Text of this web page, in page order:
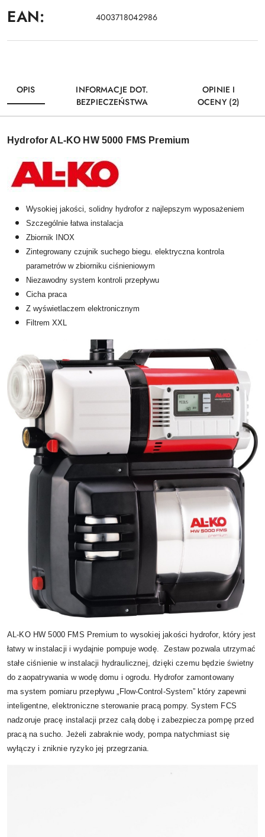
EAN: 4003718042986
OPIS
INFORMACJE DOT.
BEZPIECZEŃSTWA
OPINIE I
OCENY (2)
Hydrofor AL-KO HW 5000 FMS Premium
Wysokiej jakości, solidny hydrofor z najlepszym wyposażeniem
Szczególnie łatwa instalacja
Zbiornik INOX
Zintegrowany czujnik suchego biegu. elektryczna kontrola
parametrów w zbiorniku ciśnieniowym
Niezawodny system kontroli przepływu
Cicha praca
Z wyświetlaczem elektronicznym
Filtrem XXL
AL-KO HW 5000 FMS Premium to wysokiej jakości hydrofor, który jest
łatwy w instalacji i wydajnie pompuje wodę. Zestaw pozwala utrzymać
stałe ciśnienie w instalacji hydraulicznej, dzięki czemu będzie świetny
do zaopatrywania w wodę domu i ogrodu. Hydrofor zamontowany
ma system pomiaru przepływu „Flow-Control-System” który zapewni
inteligentne, elektroniczne sterowanie pracą pompy. System FCS
nadzoruje pracę instalacji przez całą dobę i zabezpiecza pompę przed
pracą na sucho. Jeżeli zabraknie wody, pompa natychmiast się
wyłączy i zniknie ryzyko jej przegrzania.